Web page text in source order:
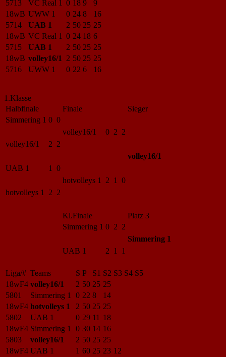
5713 VC Real 1 0 18 9
9
18wB UWW 1 0 24 8
16
5714
UAB 1 2 50 25 25
18wB VC Real 1 0 24 18 6
5715
UAB 1 2 50 25 25
18wB volley16/1 2 50 25 25
5716
UWW 1 0 22 6 16
1.Klasse
Halbfinale
Finale
Sieger
Simmering 1 0 0
volley16/1
0 2 2
volley16/1
2 2
volley16/1
UAB 1
1 0
hotvolleys 1
2 1 0
hotvolleys 1
2 2
Kl.Finale
Platz 3
Simmering 1 0 2 2
Simmering 1
UAB 1
2 1 1
Liga/# Teams S P S1 S2 S3 S4 S5
18wF4 volley16/1 2 50 25 25
5801
Simmering 1 0 22 8
14
18wF4 hotvolleys 1 2 50 25 25
5802
UAB 1 0 29 11 18
18wF4 Simmering 1 0 30 14 16
5803
volley16/1 2 50 25 25
18wF4 UAB 1 1 60 25 23 12